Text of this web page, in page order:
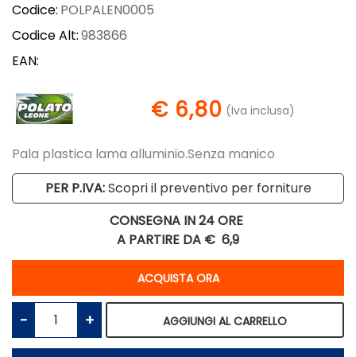
Codice: POLPALEN0005
Codice Alt:983866
EAN:
€ 6,80 (Iva inclusa)
Pala plastica lama alluminio.Senza manico
PER P.IVA:Scopri il preventivo per forniture
CONSEGNA IN 24 ORE
A PARTIRE DA € 6,9
ACQUISTA ORA
Quantità
AGGIUNGI AL CARRELLO